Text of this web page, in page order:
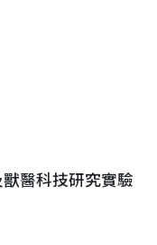
醫科技研究實驗